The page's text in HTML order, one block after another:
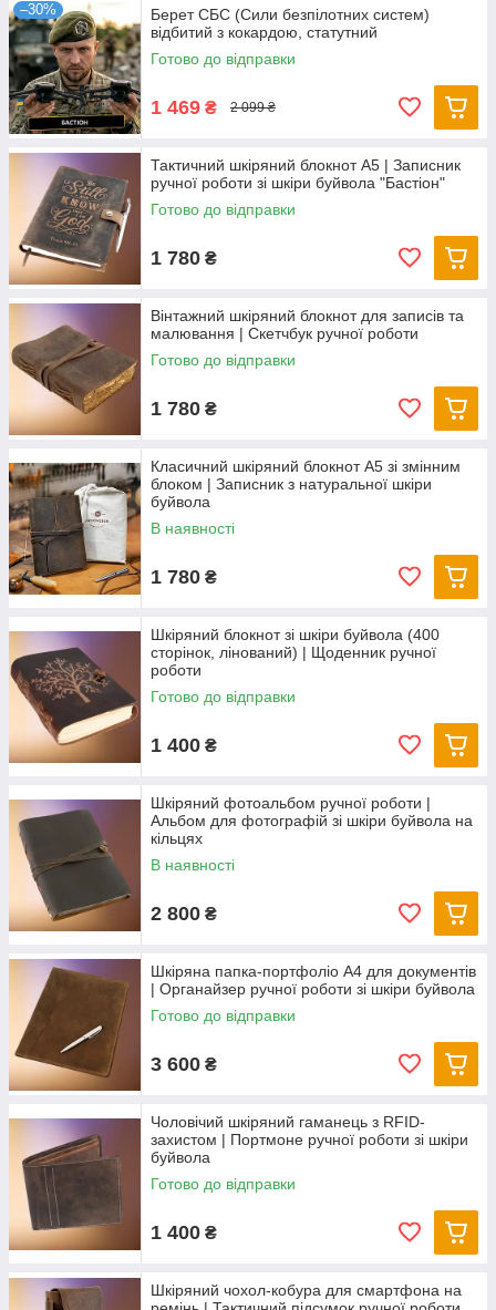
–30%
Берет СБС (Сили безпілотних систем)
відбитий з кокардою, статутний
Готово до відправки
1 469 ₴ 2 099 ₴
Тактичний шкіряний блокнот А5 | Записник
ручної роботи зі шкіри буйвола "Бастіон"
Готово до відправки
1 780 ₴
Вінтажний шкіряний блокнот для записів та
малювання | Скетчбук ручної роботи
Готово до відправки
1 780 ₴
Класичний шкіряний блокнот А5 зі змінним
блоком | Записник з натуральної шкіри
буйвола
В наявності
1 780 ₴
Шкіряний блокнот зі шкіри буйвола (400
сторінок, лінований) | Щоденник ручної
роботи
Готово до відправки
1 400 ₴
Шкіряний фотоальбом ручної роботи |
Альбом для фотографій зі шкіри буйвола на
кільцях
В наявності
2 800 ₴
Шкіряна папка-портфоліо А4 для документів
| Органайзер ручної роботи зі шкіри буйвола
Готово до відправки
3 600 ₴
Чоловічий шкіряний гаманець з RFID-
захистом | Портмоне ручної роботи зі шкіри
буйвола
Готово до відправки
1 400 ₴
Шкіряний чохол-кобура для смартфона на